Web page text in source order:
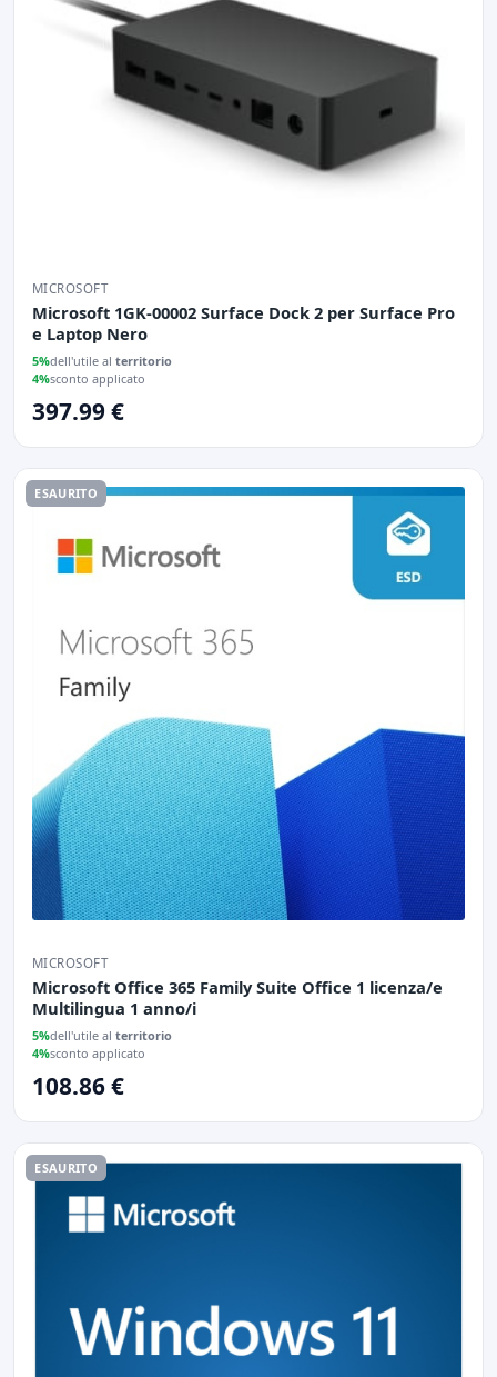
MICROSOFT
Microsoft 1GK-00002 Surface Dock 2 per Surface Pro
e Laptop Nero
5%dell'utile al territorio
4%sconto applicato
397.99 €
ESAURITO
MICROSOFT
Microsoft Office 365 Family Suite Office 1 licenza/e
Multilingua 1 anno/i
5%dell'utile al territorio
4%sconto applicato
108.86 €
ESAURITO